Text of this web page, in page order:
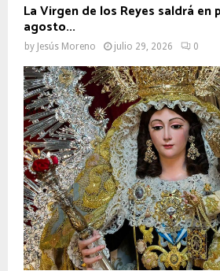
La Virgen de los Reyes saldrá en
agosto...
by Jesús Moreno julio 29, 2026 0